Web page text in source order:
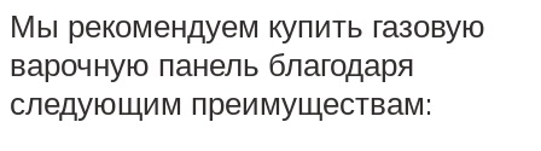
Мы рекомендуем купить газовую
варочную панель благодаря
следующим преимуществам: